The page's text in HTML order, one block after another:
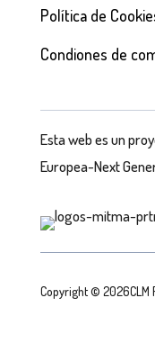
Política de
Condiones de
Esta web es un
Europea-Next
Copyright © 2026CLM